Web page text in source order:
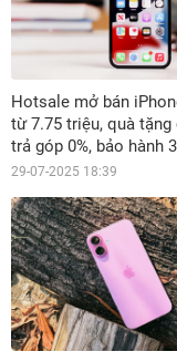
Hotsale mở bán
từ 7.75 triệu, quà
trả góp 0%, bảo hành
29-07-2025 18:39